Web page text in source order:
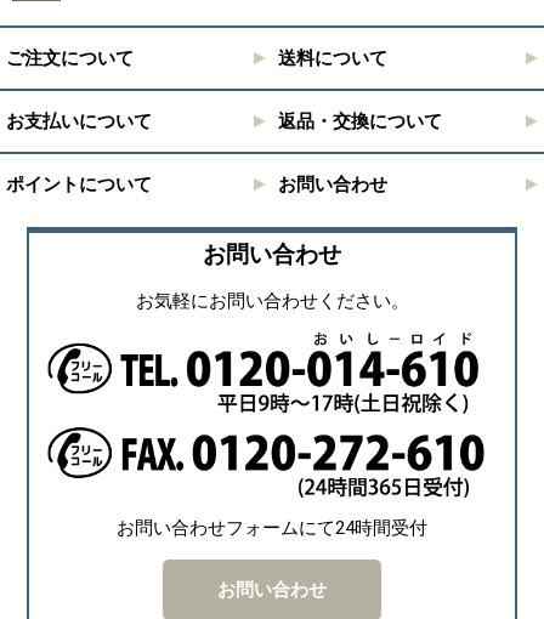
ご注文について 送料について
お支払いについて 返品・交換について
ポイントについて お問い合わせ
お問い合わせ
お気軽にお問い合わせください。
お問い合わせフォームにて24時間受付
お問い合わせ